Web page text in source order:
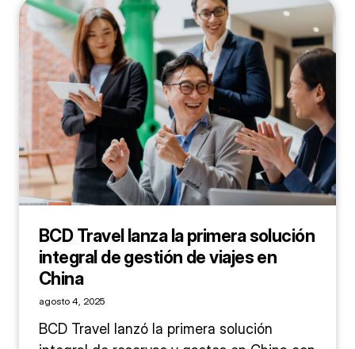
BCD Travel lanza la primera solución
integral de gestión de viajes en
China
agosto 4, 2025
BCD Travel lanzó la primera solución